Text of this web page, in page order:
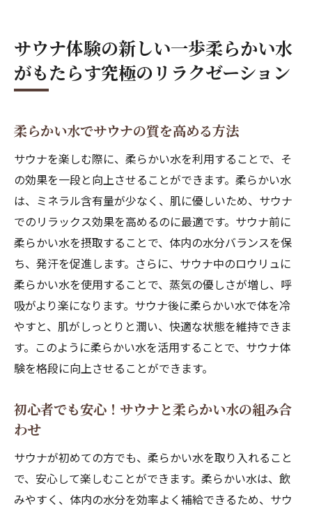
選び方
柔らかい水を取り入れたサウナの新しい楽
ーション時間
心身を整える秘訣柔らかい水でサウナを楽しむ
ポイント
柔らかい水が心身に与えるリラクゼーショ
ン効果
サウナ前の準備に欠かせない柔らかい水の
活用法
柔らかい水でサウナの効果を高めるステッ
プ
心を静める柔らかい水と深呼吸の関係
柔らかい水とサウナで日常を忘れる癒しの
柔らかい水を使った究極のリラクゼーショ
柔らかい水がサウナでのリラックス効果を倍増
させる理由
柔らかい水とサウナの相乗効果とは
サウナ体験の新しい一歩柔らかい水
がもたらす究極のリラクゼーション
柔らかい水でサウナの質を高める方法
サウナを楽しむ際に、柔らかい水を利用することで、そ
の効果を一段と向上させることができます。柔らかい水
は、ミネラル含有量が少なく、肌に優しいため、サウナ
でのリラックス効果を高めるのに最適です。サウナ前に
柔らかい水を摂取することで、体内の水分バランスを保
ち、発汗を促進します。さらに、サウナ中のロウリュに
柔らかい水を使用することで、蒸気の優しさが増し、呼
吸がより楽になります。サウナ後に柔らかい水で体を冷
やすと、肌がしっとりと潤い、快適な状態を維持できま
す。このように柔らかい水を活用することで、サウナ体
験を格段に向上させることができます。
初心者でも安心！サウナと柔らかい水の組み合
わせ
サウナが初めての方でも、柔らかい水を取り入れること
で、安心して楽しむことができます。柔らかい水は、飲
みやすく、体内の水分を効率よく補給できるため、サウ